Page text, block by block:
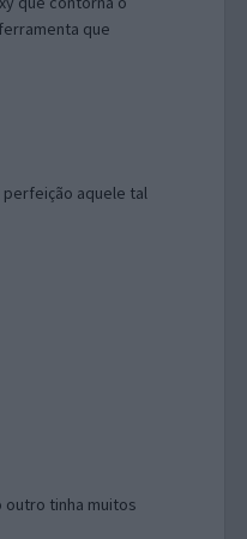
que
perfeição aquele tal
tinha muitos